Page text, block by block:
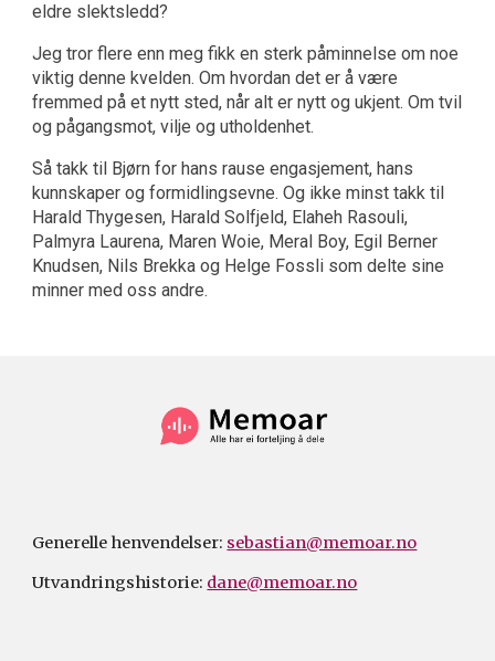
eldre slektsledd?
Jeg tror flere enn meg fikk en sterk påminnelse om noe
viktig denne kvelden. Om hvordan det er å være
fremmed på et nytt sted, når alt er nytt og ukjent. Om tvil
og pågangsmot, vilje og utholdenhet.
Så takk til Bjørn for hans rause engasjement, hans
kunnskaper og formidlingsevne. Og ikke minst takk til
Harald Thygesen, Harald Solfjeld, Elaheh Rasouli,
Palmyra Laurena, Maren Woie, Meral Boy, Egil Berner
Knudsen, Nils Brekka og Helge Fossli som delte sine
minner med oss andre.
Generelle henvendelser: sebastian@memoar.no
Utvandringshistorie: dane@memoar.no